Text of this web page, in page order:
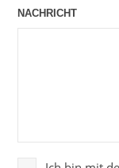
NACHRICHT